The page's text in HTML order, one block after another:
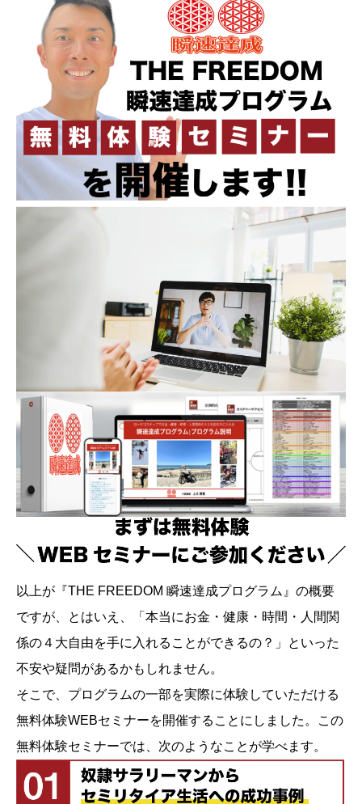
以上が『THE FREEDOM 瞬速達成プログラム』の概要
ですが、とはいえ、「本当にお金・健康・時間・人間関
係の４大自由を手に入れることができるの？」といった
不安や疑問があるかもしれません。
そこで、プログラムの一部を実際に体験していただける
無料体験WEBセミナーを開催することにしました。この
無料体験セミナーでは、次のようなことが学べます。